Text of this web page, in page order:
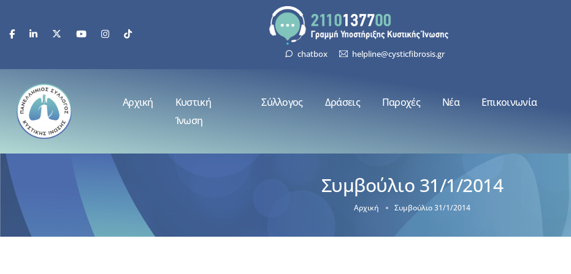
chatbox helpline@cysticfibrosis.gr
Αρχική
Κυστική
Ίνωση
Σύλλογος Δράσεις Παροχές Νέα Επικοινωνία
Συμβούλιο 31/1/2014
Αρχική Συμβούλιο 31/1/2014